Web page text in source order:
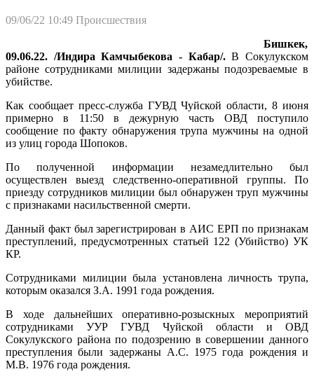
09/06/22 10:49 Происшествия
Бишкек,
09.06.22. /Индира Камчыбекова - Кабар/.В Сокулукском
районе сотрудниками милиции задержаны подозреваемые в
убийстве.
Как сообщает пресс-служба ГУВД Чуйской области, 8 июня
примерно в 11:50 в дежурную часть ОВД поступило
сообщение по факту обнаружения трупа мужчины на одной
из улиц города Шопоков.
По полученной информации незамедлительно был
осуществлен выезд следственно-оперативной группы. По
приезду сотрудников милиции был обнаружен труп мужчины
с признаками насильственной смерти.
Данный факт был зарегистрирован в АИС ЕРП по признакам
преступлений, предусмотренных статьей 122 (Убийство) УК
КР.
Сотрудниками милиции была установлена личность трупа,
которым оказался З.А. 1991 года рождения.
В ходе дальнейших оперативно-розыскных мероприятий
сотрудниками УУР ГУВД Чуйской области и ОВД
Сокулукского района по подозрению в совершении данного
преступления были задержаны А.С. 1975 года рождения и
М.В. 1976 года рождения.